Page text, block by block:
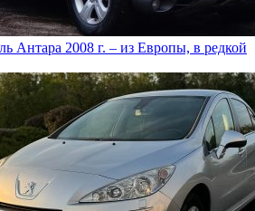
Антара 2008 г. – из Европы, в редкой